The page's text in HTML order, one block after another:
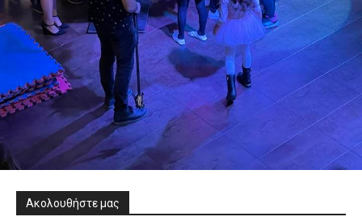
Ακολουθήστε μας